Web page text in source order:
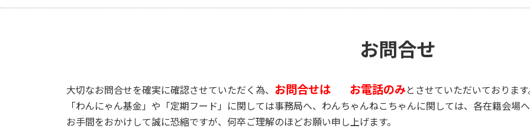
お問合せ
大切なお問合せを確実に確認させていただく為、 お問合せは お電話のみ とさせていただいております
「わんにゃん基金」や「定期フード」に関しては事務局へ、わんちゃんねこちゃんに関しては、各在籍会場へ
お手間をおかけして誠に恐縮ですが、何卒ご理解のほどお願い申し上げます。